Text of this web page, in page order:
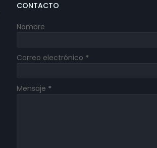
CONTACTO
Nombre
Correo electrónico *
Mensaje *